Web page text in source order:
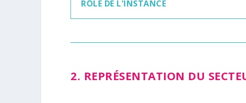
RÔLE DE L'INSTANCE
2. REPRÉSENTATION DU